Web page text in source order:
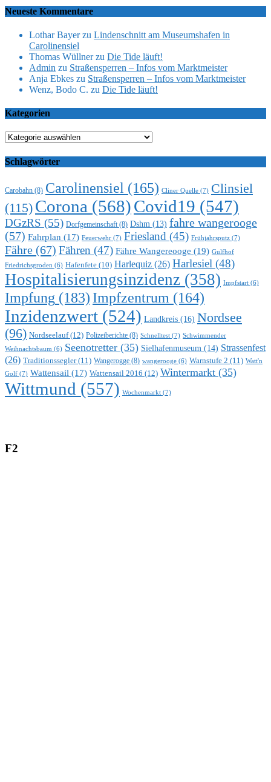
Neueste Kommentare
Lothar Bayerzu Lindenschnitt am Museumshafen in
Carolinensiel
Thomas Wüllnerzu Die Tide läuft!
Admin zu Straßensperren – Infos vom Marktmeister
Anja Ebkes zu Straßensperren – Infos vom Marktmeister
Wenz, Bodo C. zu Die Tide läuft!
Kategorien
Kategorien
Schlagwörter
Carobahn (8) Carolinensiel (165) Cliner Quelle (7) Clinsiel
(115) Corona (568)Covid19 (547)
DGzRS (55) Dorfgemeinschaft(8) Dshm (13) fahre wangerooge
(57) Fahrplan (17) Feuerwehr (7) Friesland (45) Frühjahrsputz (7)
Fähre (67) Fähren (47) Fähre Wangereooge (19) Gulfhof
Friedrichsgroden (6) Hafenfete (10) Harlequiz (26) Harlesiel (48)
Hospitalisierungsinzidenz (358) Impfstart (6)
Impfung (183) Impfzentrum (164)
Inzidenzwert (524) Landkreis (16) Nordsee
(96) Nordseelauf(12) Polizeiberichte (8) Schnelltest (7) Schwimmender
Weihnachtsbaum (6) Seenotretter (35) Sielhafenmuseum (14) Strassenfest
(26) Traditionssegler(11) Wangerogge (8) wangerooge (6) Warnstufe 2 (11) Watt'n
Golf (7) Wattensail (17) Wattensail 2016 (12) Wintermarkt (35)
Wittmund (557) Wochenmarkt (7)
F2